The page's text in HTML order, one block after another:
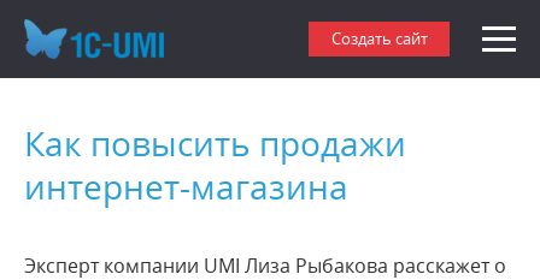
Создать сайт
Как повысить продажи
интернет-магазина
Эксперт компании UMI Лиза Рыбакова расскажет о